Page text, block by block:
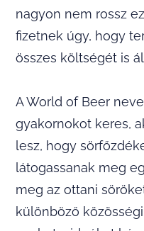
nagyon nem rossz
fizetnek úgy, hogy
összes költségét is
A World of Beer
gyakornokot keres,
lesz, hogy
látogassanak meg
meg az ottani
különböző